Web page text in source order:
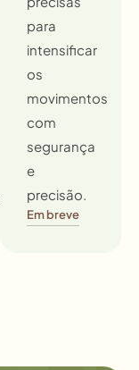
para
intensificar
os
movimentos
com
segurança
e
precisão.
Em breve